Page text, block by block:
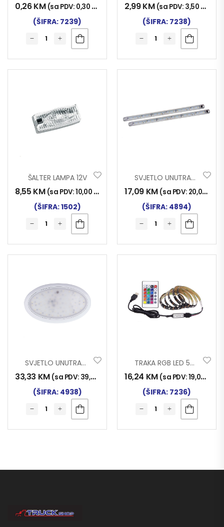
0,26KM (sa PDV: 0,30 KM
(ŠIFRA: 7239)
2,99KM (sa PDV: 3,50 KM
(ŠIFRA: 7238)
ŠALTER LAMPA 12V
8,55 KM (sa PDV:10,00 KM
(ŠIFRA: 1502)
SVJETLO UNUTRAŠNJE L0079 LED SA PREKIDAČEM 56x3cm
17,09 KM (sa PDV: 20,00
(ŠIFRA: 4894)
SVJETLO UNUTRAŠNJE TOUCH LED
33,33 KM (sa PDV: 39,00
(ŠIFRA: 4938)
TRAKA RGB LED 5m (USB) SA KONTROLOROM
16,24 KM (sa PDV:19,00
(ŠIFRA: 7236)